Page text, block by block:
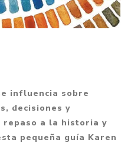
influencia sobre
decisiones y
repaso a la historia y
pequeña guía Karen